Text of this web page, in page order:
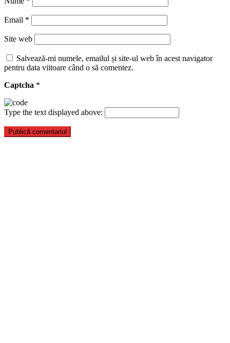
Email *
Site web
Salvează-mi numele, emailul și site-ul web în acest navigator
pentru data viitoare când o să comentez.
Captcha *
Type the text displayed above: